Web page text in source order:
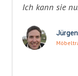
Ich kann sie